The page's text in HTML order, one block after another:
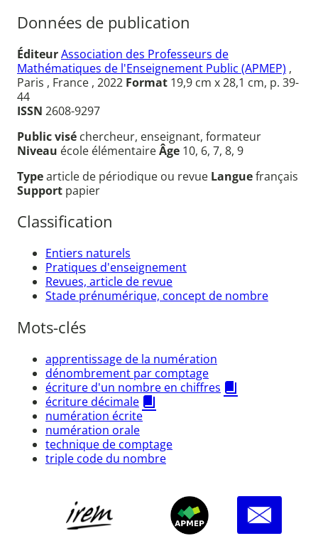
Données de publication
ÉditeurAssociation des Professeurs de
Mathématiques de l'Enseignement Public (APMEP) ,
Paris , France , 2022 Format 19,9 cm x 28,1 cm, p. 39-
44
ISSN 2608-9297
Public visé chercheur, enseignant, formateur
Niveau école élémentaireÂge 10, 6, 7, 8, 9
Typearticle de périodique ou revue Languefrançais
Support papier
Classification
Entiers naturels
Pratiques d'enseignement
Revues, article de revue
Stade prénumérique, concept de nombre
Mots-clés
apprentissage de la numération
dénombrement par comptage
écriture d'un nombre en chiffres
écriture décimale
numération écrite
numération orale
technique de comptage
triple code du nombre